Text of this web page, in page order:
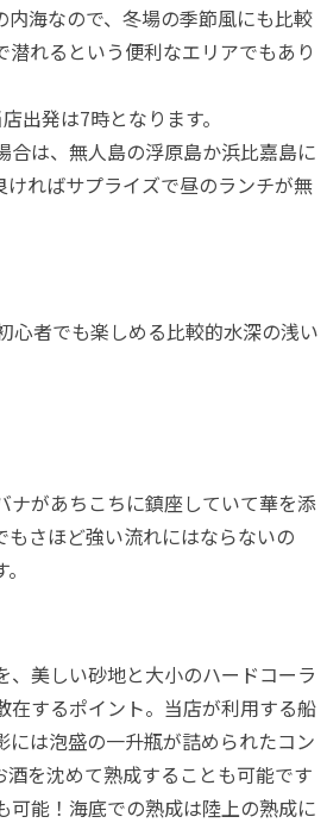
海なので、冬場の季節風にも比較
れるという便利なエリアでもあり
出発は7時となります。
は、無人島の浮原島か浜比嘉島に
ればサプライズで昼のランチが無
心者でも楽しめる比較的水深の浅い
があちこちに鎮座していて華を添
さほど強い流れにはならないの
美しい砂地と大小のハードコーラ
在するポイント。当店が利用する船
は泡盛の一升瓶が詰められたコン
を沈めて熟成することも可能です
可能！海底での熟成は陸上の熟成に